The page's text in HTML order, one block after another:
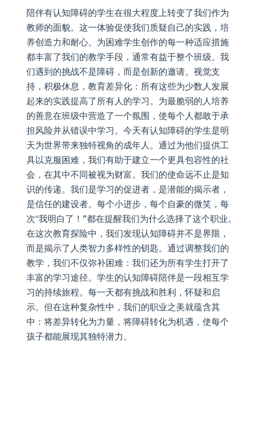
陪伴有认知障碍的学生在很大程度上转变了我们作为
教师的面貌。这一体验促使我们质疑自己的实践，培
养创造力和耐心。为困难学生创作的每一种适应措施
都丰富了我们的教学手段，通常有益于整个班级。我
们遇到的挑战不是障碍，而是创新的邀请。视觉支
持，积极休息，教育差异化：所有这些为少数人发展
起来的实践提高了所有人的学习。为最脆弱的人培养
的善意在班级中营造了一个氛围，使每个人都敢于承
担风险并从错误中学习。今天有认知障碍的学生是明
天为世界带来独特视角的成年人。通过为他们提供工
具以克服困难，我们有助于建立一个更具包容性的社
会，在其中不同被视为财富。我们的使命远不止是知
识的传递。我们是学习的促进者，是潜能的揭示者，
是信任的建设者。每个小进步，每个自豪的微笑，每
次“我明白了！”都在提醒我们为什么选择了这个职业。
在这次教育探险中，我们发现认知障碍并不是界限，
而是揭示了人类智力多样性的钥匙。通过调整我们的
教学，我们不仅弥补困难：我们还为所有学生打开了
丰富的学习途径。学生的认知障碍陪伴是一段相互学
习的持续旅程。每一天都有挑战和胜利，怀疑和启
示。但在这种复杂性中，我们的职业之美就蕴含其
中：将差异转化为力量，将障碍转化为机遇，使每个
孩子都能展现其独特潜力。